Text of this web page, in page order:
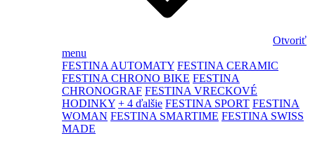
Otvoriť
menu
FESTINA AUTOMATY FESTINA CERAMIC
FESTINA CHRONO BIKE FESTINA
CHRONOGRAF FESTINA VRECKOVÉ
HODINKY + 4 ďalšie FESTINA SPORT FESTINA
WOMAN FESTINA SMARTIME FESTINA SWISS
MADE